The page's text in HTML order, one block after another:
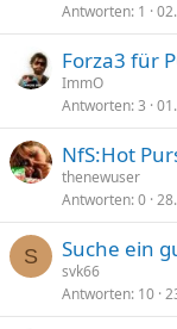
Antworten 1
Forza3 für
ImmO
Antworten 3
NfS:Hot
thenewuser
Antworten 0
S Suche ein
svk66
Antworten 10